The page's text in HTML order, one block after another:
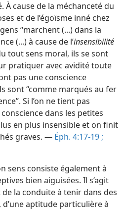
À cause de la méchanceté du
et de l’égoïsme inné chez
“marchent (...) dans la
(...) à cause de l’insensibilité
tout sens moral, ils se sont
pratiquer avec avidité toute
pas une conscience
sont “comme marqués au fer
Si l’on ne tient pas
dans les petites
en plus insensible et on finit
graves. — Éph. 4:17-19 ;
sens consiste également à
bien aiguisées. Il s’agit
la conduite à tenir dans des
aptitude particulière à